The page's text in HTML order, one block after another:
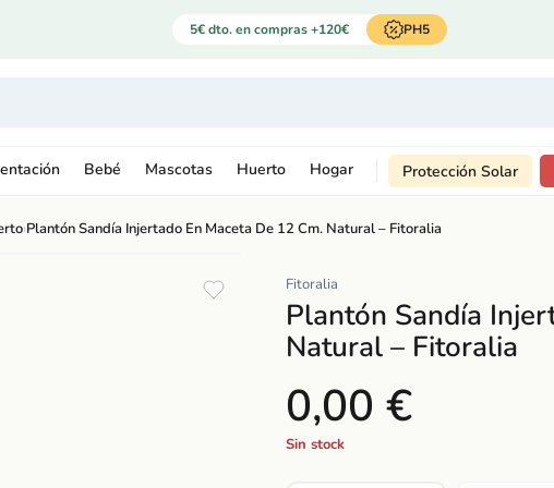
5€ dto. en compras +120€ PH5
Bebé Mascotas Huerto Hogar Protección Solar
›Plantón Sandía Injertado En Maceta De 12 Cm. Natural – Fitoralia
Fitoralia
Plantón Sandía
Natural – Fitoralia
0,00 €
Sin stock